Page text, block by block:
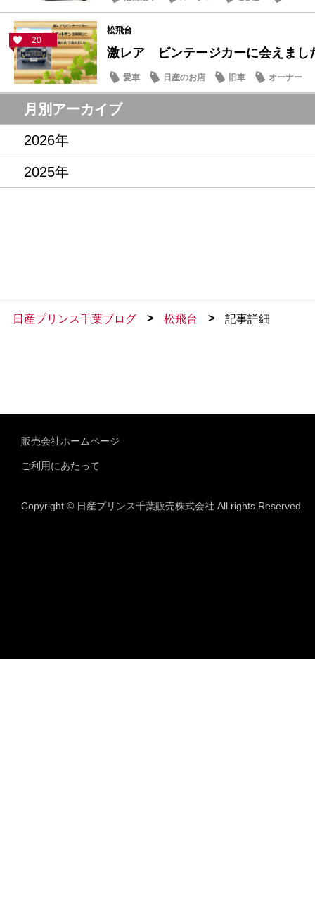
20
松飛台
激レア ビンテージカーに会えまし
愛車 日産のお店 旧車 オーナー
月別アーカイブ
2026年
2025年
日産プリンス千葉ブログ > 松飛台 > 記事詳細
販売会社ホームページ
ご利用にあたって
Copyright © 日産プリンス千葉販売株式会社 All rights Reserved.